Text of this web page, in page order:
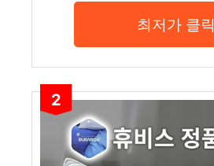
최저가 클릭
2